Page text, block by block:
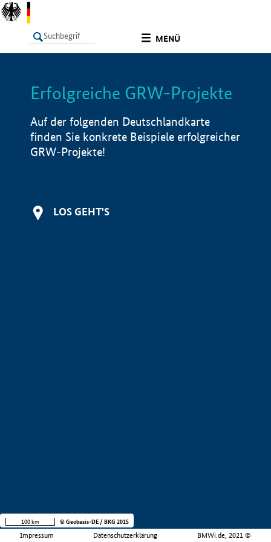
MENÜ
LISTE Info
Erfolgreiche GRW-Projekte
Auf der folgenden Deutschlandkarte
finden Sie konkrete Beispiele erfolgreicher
GRW-Projekte!
LOS GEHT'S
Impressum Datenschutzerklärung BMWi.de, 2021 ©
100 km © Geobasis-DE / BKG 2015